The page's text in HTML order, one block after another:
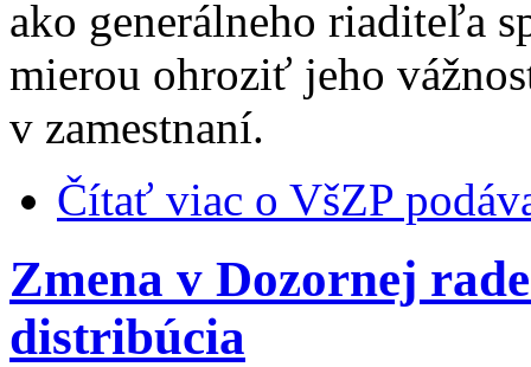
ako generálneho riaditeľa
mierou ohroziť jeho
v zamestnaní.
Čítať viac o VšZP
Zmena v Dozornej
distribúcia